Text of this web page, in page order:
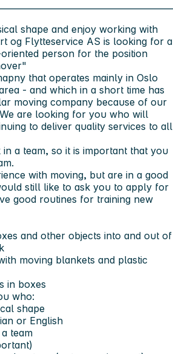
shape and enjoy working with
og Flytteservice AS is looking for a
person for the position
that operates mainly in Oslo
- and which in a short time has
moving company because of our
are looking for you who will
to deliver quality services to all
a team, so it is important that you
with moving, but are in a good
still like to ask you to apply for
good routines for training new
and other objects into and out of
moving blankets and plastic
in boxes
who:
shape
or English
team